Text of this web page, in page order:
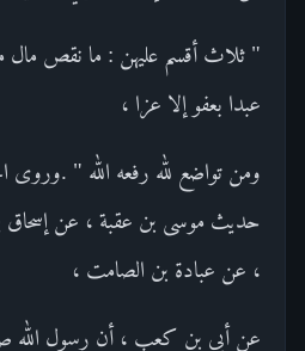
" ثلاث أقسم عليهن : ما نقص مال
عبدا بعفو إلا عزا ،
ومن تواضع لله رفعه الله " .وروى
حديث موسى بن عقبة ، عن إسحاق
، عن عبادة بن الصامت ،
عن أبي بن كعب ، أن رسول الله